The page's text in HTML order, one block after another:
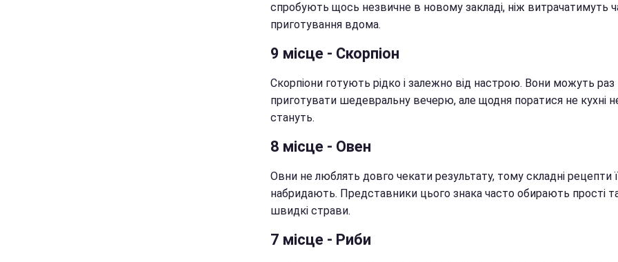
спробують щось незвичне в новому закладі, ніж витрачатимуть
приготування вдома.
9 місце - Скорпіон
Скорпіони готують рідко і залежно від настрою. Вони можуть раз
приготувати шедевральну вечерю, але щодня поратися не кухні
стануть.
8 місце - Овен
Овни не люблять довго чекати результату, тому складні рецепти
набридають. Представники цього знака часто обирають прості
швидкі страви.
7 місце - Риби